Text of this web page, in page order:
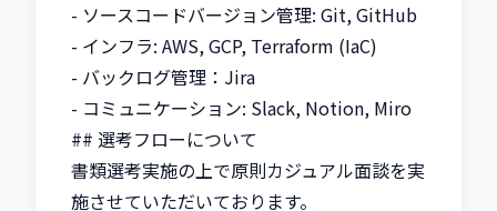
- ソースコードバージョン管理: Git, GitHub
- インフラ: AWS, GCP, Terraform (IaC)
- バックログ管理：Jira
- コミュニケーション: Slack, Notion, Miro
## 選考フローについて
書類選考実施の上で原則カジュアル面談を実
施させていただいております。